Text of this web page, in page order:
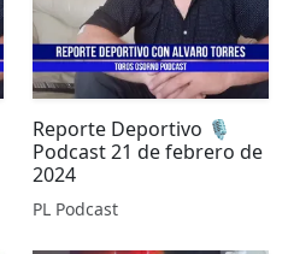
Reporte Deportivo 🎙️
Podcast 21 de febrero de
2024
PL Podcast